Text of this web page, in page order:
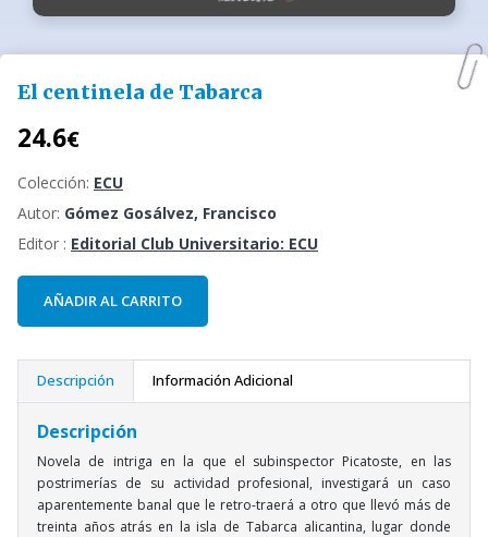
El centinela de Tabarca
24.6€
Colección: ECU
Autor: Gómez Gosálvez, Francisco
Editor : Editorial Club Universitario: ECU
AÑADIR AL CARRITO
Descripción Información Adicional
Descripción
Novela de intriga en la que el subinspector Picatoste, en las
postrimerías de su actividad profesional, investigará un caso
aparentemente banal que le retro-traerá a otro que llevó más de
treinta años atrás en la isla de Tabarca alicantina, lugar donde